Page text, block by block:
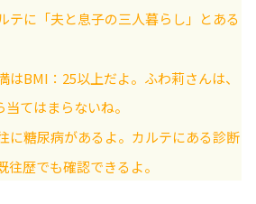
に「夫と息子の三人暮らし」とある
BMI：25以上だよ。ふわ莉さんは、
当てはまらないね。
糖尿病があるよ。カルテにある診断
往歴でも確認できるよ。